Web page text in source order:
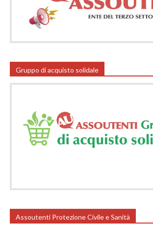
Gruppo di acquisto solidale
Assoutenti Protezione Civile e Sanità